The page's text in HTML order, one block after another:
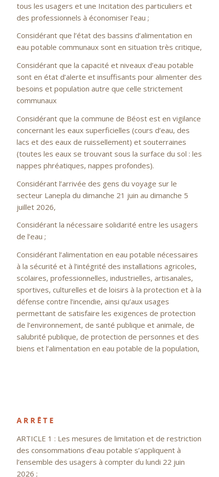
tous les usagers et une Incitation des particuliers et
des professionnels à économiser l’eau ;
Considérant que l’état des bassins d’alimentation en
eau potable communaux sont en situation très critique,
Considérant que la capacité et niveaux d’eau potable
sont en état d’alerte et insuffisants pour alimenter des
besoins et population autre que celle strictement
communaux
Considérant que la commune de Béost est en vigilance
concernant les eaux superficielles (cours d’eau, des
lacs et des eaux de ruissellement) et souterraines
(toutes les eaux se trouvant sous la surface du sol : les
nappes phréatiques, nappes profondes).
Considérant l’arrivée des gens du voyage sur le
secteur Lanepla du dimanche 21 juin au dimanche 5
juillet 2026,
Considérant la nécessaire solidarité entre les usagers
de l’eau ;
Considérant l’alimentation en eau potable nécessaires
à la sécurité et à l’intégrité des installations agricoles,
scolaires, professionnelles, industrielles, artisanales,
sportives, culturelles et de loisirs à la protection et à la
défense contre l’incendie, ainsi qu’aux usages
permettant de satisfaire les exigences de protection
de l’environnement, de santé publique et animale, de
salubrité publique, de protection de personnes et des
biens et l’alimentation en eau potable de la population,
A R R Ê T E
ARTICLE 1 : Les mesures de limitation et de restriction
des consommations d’eau potable s’appliquent à
l’ensemble des usagers à compter du lundi 22 juin
2026 ;